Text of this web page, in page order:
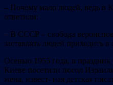
– Почему мало людей, ведь в
ответили:
– В СССР – свобода
заставлять людей приходить в
Осенью 1955 года, в
Киеве посетили посол
жена, извест‐ ная детская